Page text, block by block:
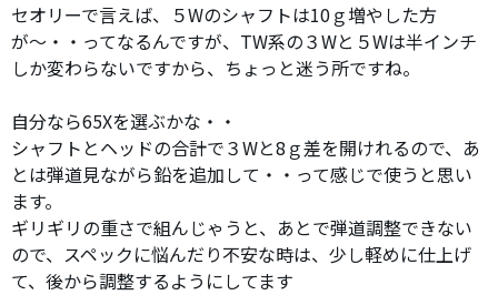
セオリーで言えば、５Wのシャフトは10ｇ増やした方
が〜・・ってなるんですが、TW系の３Wと５Wは半インチ
しか変わらないですから、ちょっと迷う所ですね。
自分なら65Xを選ぶかな・・
シャフトとヘッドの合計で３Wと8ｇ差を開けれるので、あ
とは弾道見ながら鉛を追加して・・って感じで使うと思い
ます。
ギリギリの重さで組んじゃうと、あとで弾道調整できない
ので、スペックに悩んだり不安な時は、少し軽めに仕上げ
て、後から調整するようにしてます